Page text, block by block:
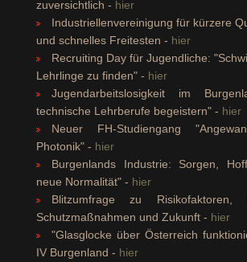
zuversichtlich - hier
Industriellenvereinigung für kürzere
und schnelles Freitesten - hier
Recruiting Day für Jugendliche:
Lehrlinge zu finden" - hier
Jugendarbeitslosigkeit im
technische Lehrberufe begeistern" - hier
Neuer FH-Studiengang
Photonik" - hier
Burgenlands Industrie: Sorgen,
neue Normalität" - hier
Blitzumfrage zu Risikofaktoren,
Schutzmaßnahmen und Zukunft - hier
"Glasglocke über Österreich
IV Burgenland - hier